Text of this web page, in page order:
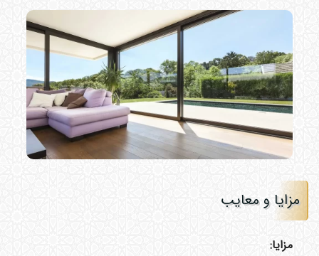
مزایا و معایب
مزایا: